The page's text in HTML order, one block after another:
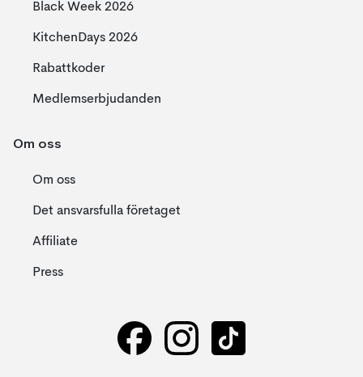
Black Week 2026
KitchenDays 2026
Rabattkoder
Medlemserbjudanden
Om oss
Om oss
Det ansvarsfulla företaget
Affiliate
Press